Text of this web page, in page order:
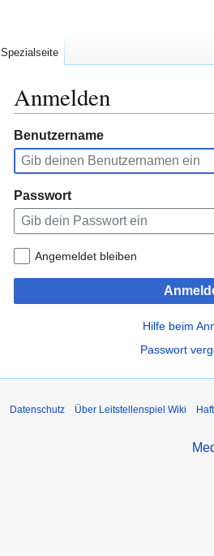
Anmelden
Zur
Navigation
springen
Zur
Suche
springen
Benutzername
Passwort
Angemeldet bleiben
Hilfe beim
Passwort
Spezialseite
Datenschutz Über Leitstellenspiel Wiki